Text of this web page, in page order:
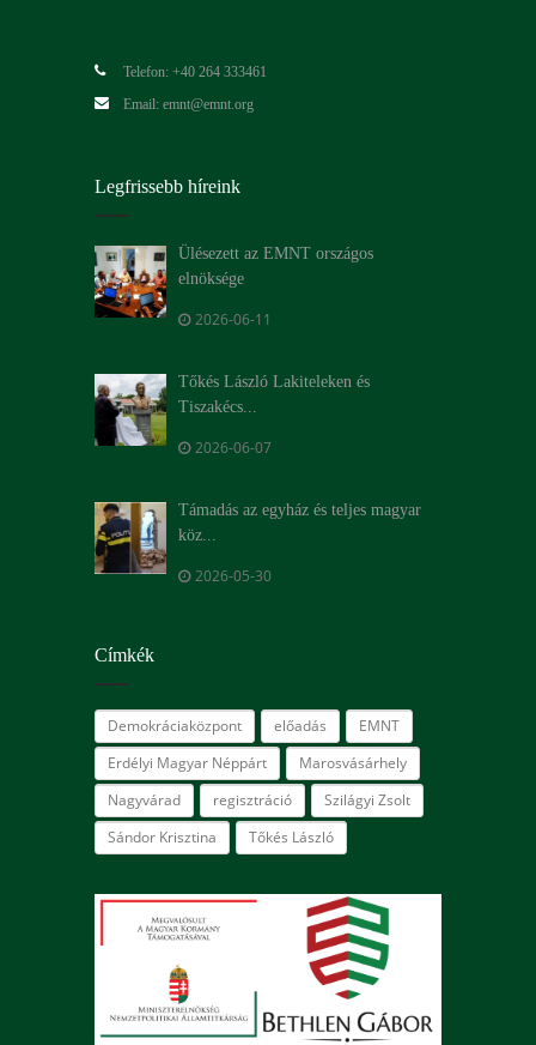
Telefon: +40 264 333461
Email: emnt@emnt.org
Legfrissebb híreink
Ülésezett az EMNT országos
elnöksége
2026-06-11
Tőkés László Lakiteleken és
Tiszakécs...
2026-06-07
Támadás az egyház és teljes magyar
köz...
2026-05-30
Címkék
Demokráciaközpont előadás
EMNT
Erdélyi Magyar Néppárt
Marosvásárhely
Nagyvárad
regisztráció
Szilágyi Zsolt
Sándor Krisztina
Tőkés László